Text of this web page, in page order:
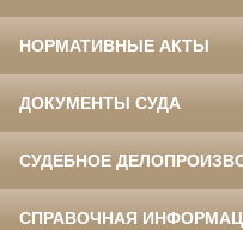
НОРМАТИВНЫЕ АКТЫ
ДОКУМЕНТЫ СУДА
СУДЕБНОЕ
СПРАВОЧНАЯ